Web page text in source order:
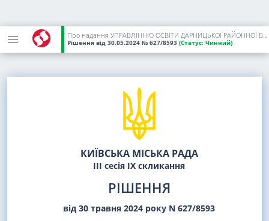
Про надання УПРАВЛІННЮ ОСВІТИ ДАРНИЦЬКОЇ РАЙОННОЇ В МІСТІ КИЄВІ ДЕРЖАВНОЇ АДМІНІСТРАЦІЇ земельної ділянки в постійне користування для експлуатації та обслуговування будівель і споруд навчального закладу на вул. Вакуленчука, 50-А у Дарницькому районі міста Києва
Рішення від 30.05.2024 № 627/8593 (Статус: Чинний)
КИЇВСЬКА МІСЬКА РАДА
III сесія IX скликання
РІШЕННЯ
від 30 травня 2024 року N 627/8593